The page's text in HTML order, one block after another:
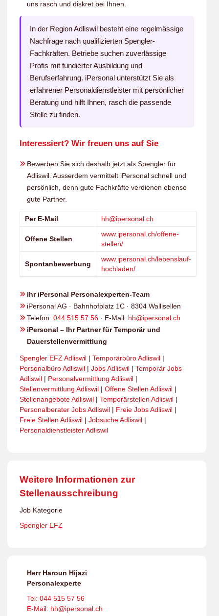
uns rasch und diskret bei Ihnen.
In der Region Adliswil besteht eine regelmässige
Nachfrage nach qualifizierten Spengler-
Fachkräften. Betriebe suchen zuverlässige
Profis mit fundierter Ausbildung und
Berufserfahrung. iPersonal unterstützt Sie als
erfahrener Personaldienstleister mit persönlicher
Beratung und hilft Ihnen, rasch die passende
Stelle zu finden.
Interessiert? Wir freuen uns auf Sie
Bewerben Sie sich deshalb jetzt als Spengler für
Adliswil. Ausserdem vermittelt iPersonal schnell und
persönlich, denn gute Fachkräfte verdienen ebenso
gute Partner.
Per E-Mail hh@ipersonal.ch
Offene Stellen
www.ipersonal.ch/offene-
stellen/
Spontanbewerbung
www.ipersonal.ch/lebenslauf-
hochladen/
Ihr iPersonal Personalexperten-Team
iPersonal AG · Bahnhofplatz 1C · 8304 Wallisellen
Telefon: 044 515 57 56 · E-Mail: hh@ipersonal.ch
iPersonal – Ihr Partner für Temporär und
Dauerstellenvermittlung
Spengler EFZ Adliswil | Temporärbüro Adliswil |
Personalbüro Adliswil | Jobs Adliswil | Temporär Jobs
Adliswil | Personalvermittlung Adliswil |
Stellenvermittlung Adliswil | Offene Stellen Adliswil |
Stellenangebote Adliswil | Temporärstellen Adliswil |
Personalberater Jobs Adliswil | Freie Jobs Adliswil |
Freie Stellen Adliswil | Jobsuche Adliswil |
Personaldienstleister Adliswil
Weitere Informationen zur
Stellenausschreibung
Job Kategorie
Spengler EFZ
Herr Haroun Hijazi
Personalexperte
Tel: 044 515 57 56
E-Mail: hh@ipersonal.ch